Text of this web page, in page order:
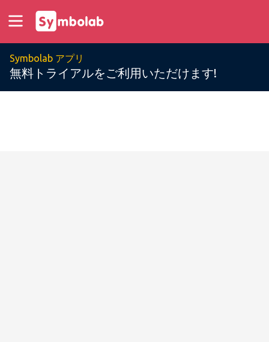
Symbolab アプリ
無料トライアルをご利用いただけます!